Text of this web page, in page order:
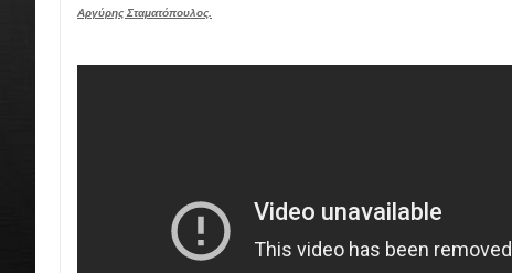
Αργύρης Σταματόπουλος.